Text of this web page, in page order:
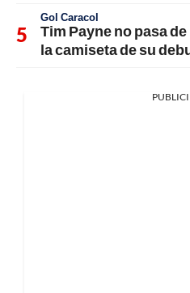
Gol Caracol
Tim Payne no pasa
la camiseta de su